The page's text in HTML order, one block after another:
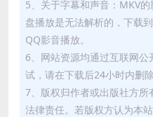
5、关于字幕和声音：MKV
盘播放是无法解析的，下载
QQ影音播放。
6、网站资源均通过互联网
试，请在下载后24小时内删
7、版权归作者或出版社方
法律责任。若版权方认为本